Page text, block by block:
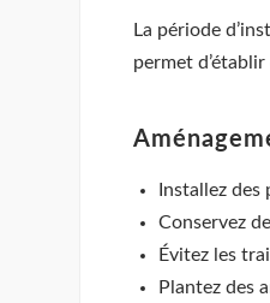
La période
permet
Installez
Conservez
Évitez les
Plantez des